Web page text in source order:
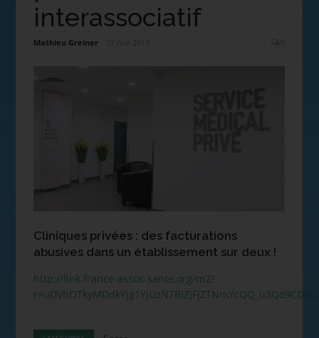
interassociatif
Mathieu Greiner
Cliniques privées : des facturations
abusives dans un établissement sur deux !
http://link.france-assos-sante.org/m2?